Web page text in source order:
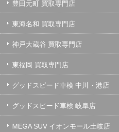
豊田元町 買取専門店
東海名和 買取専門店
神戸大蔵谷 買取専門店
東福岡 買取専門店
グッドスピード車検 中川・港店
グッドスピード車検 岐阜店
MEGA SUV イオンモール土岐店